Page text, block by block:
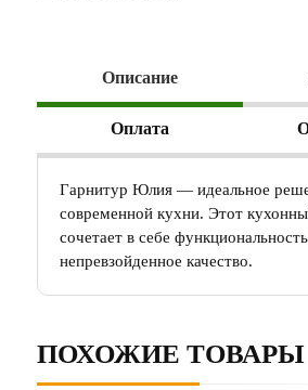
Описание
Оплата
Гарнитур Юлия — идеальное
современной кухни. Этот
сочетает в себе
непревзойденное качество.
ПОХОЖИЕ ТОВАРЫ